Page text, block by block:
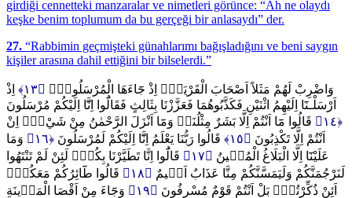
girdiği cennetteki manzaralar ve nimetleri görünce: “Ah ne olaydı
keşke benim toplumum da bu gerçeği bir anlasaydı” der.
27. “Rabbimin geçmişteki günahlarımı bağışladığını ve beni saygın
kişiler arasına dahil ettiğini bir bilselerdi.”
وَاضْرِبْ لَهُمْ مَثَلاً اَصْحَابَ الْقَرْيَةِۢ اِذْ جَٓاءَهَا الْمُرْسَلُونَۚ ﴿١٣﴾
اِذْ
اَرْسَلْـنَٓا اِلَيْهِمُ اثْنَيْنِ فَكَذَّبُوهُمَا فَعَزَّزْنَا بِثَالِثٍ فَقَالُٓوا اِنَّٓا اِلَيْكُمْ مُرْسَلُونَ
﴿١٤﴾
قَالُوا مَٓا اَنْتُمْ اِلَّا بَشَرٌ مِثْلُنَاۙ وَمَٓا اَنْزَلَ الرَّحْمٰنُ مِنْ شَيْءٍۙ اِنْ
اَنْتُمْ اِلَّا تَكْذِبُونَ ﴿١٥﴾ قَالُوا رَبُّنَا يَعْلَمُ اِنَّٓا اِلَيْكُمْ لَمُرْسَلُونَ ﴿١٦﴾
وَمَا
عَلَيْنَٓا اِلَّا الْبَلَاغُ الْمُب۪ينُ ﴿١٧﴾
قَالُٓوا اِنَّا تَطَيَّرْنَا بِكُمْۚ لَئِنْ لَمْ تَنْتَهُوا
لَنَرْجُمَنَّكُمْ وَلَيَمَسَّنَّكُمْ مِنَّا عَذَابٌ اَل۪يمٌ ﴿١٨﴾
قَالُوا طَٓائِرُكُمْ مَعَكُمْۜ
اَئِنْ ذُكِّرْتُمْۜ بَلْ اَنْتُمْ قَوْمٌ مُسْرِفُونَ ﴿١٩﴾
وَجَٓاءَ مِنْ اَقْصَا الْمَد۪ينَةِ